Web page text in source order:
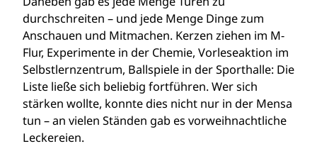
durchschreiten – und jede Menge Dinge zum
Anschauen und Mitmachen. Kerzen ziehen im M-
Flur, Experimente in der Chemie, Vorleseaktion im
Selbstlernzentrum, Ballspiele in der Sporthalle: Die
Liste ließe sich beliebig fortführen. Wer sich
stärken wollte, konnte dies nicht nur in der Mensa
tun – an vielen Ständen gab es vorweihnachtliche
Leckereien.